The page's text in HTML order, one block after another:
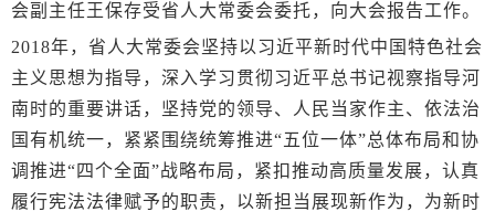
会副主任王保存受省人大常委会委托，向大会报告工作。
2018年，省人大常委会坚持以习近平新时代中国特色社会
主义思想为指导，深入学习贯彻习近平总书记视察指导河
南时的重要讲话，坚持党的领导、人民当家作主、依法治
国有机统一，紧紧围绕统筹推进“五位一体”总体布局和协
调推进“四个全面”战略布局，紧扣推动高质量发展，认真
履行宪法法律赋予的职责，以新担当展现新作为，为新时